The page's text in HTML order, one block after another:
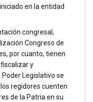
en la entidad
congresal,
Congreso de
por cuanto, tienen
y
Legislativo se
regidores cuenten
de la Patria en su